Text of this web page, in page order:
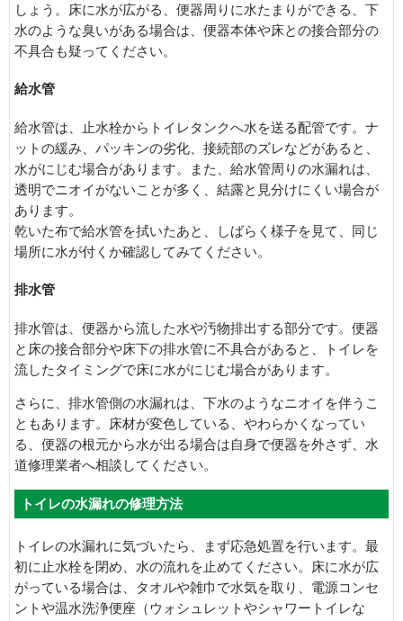
しょう。床に水が広がる、便器周りに水たまりができる、下
水のような臭いがある場合は、便器本体や床との接合部分の
不具合も疑ってください。
給水管
給水管は、止水栓からトイレタンクへ水を送る配管です。ナ
ットの緩み、パッキンの劣化、接続部のズレなどがあると、
水がにじむ場合があります。また、給水管周りの水漏れは、
透明でニオイがないことが多く、結露と見分けにくい場合が
あります。
乾いた布で給水管を拭いたあと、しばらく様子を見て、同じ
場所に水が付くか確認してみてください。
排水管
排水管は、便器から流した水や汚物排出する部分です。便器
と床の接合部分や床下の排水管に不具合があると、トイレを
流したタイミングで床に水がにじむ場合があります。
さらに、排水管側の水漏れは、下水のようなニオイを伴うこ
ともあります。床材が変色している、やわらかくなってい
る、便器の根元から水が出る場合は自身で便器を外さず、水
道修理業者へ相談してください。
トイレの水漏れの修理方法
トイレの水漏れに気づいたら、まず応急処置を行います。最
初に止水栓を閉め、水の流れを止めてください。床に水が広
がっている場合は、タオルや雑巾で水気を取り、電源コンセ
ントや温水洗浄便座（ウォシュレットやシャワートイレな